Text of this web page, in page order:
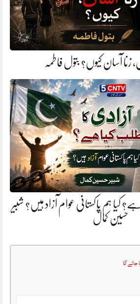
آسان کیوں؟ بتول فاطمہ
کیا ہم پاکستانی عوام آزاد ہیں؟ شبیر
حسین کمال
جائے گا